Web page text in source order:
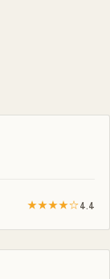
★★★★☆4.4